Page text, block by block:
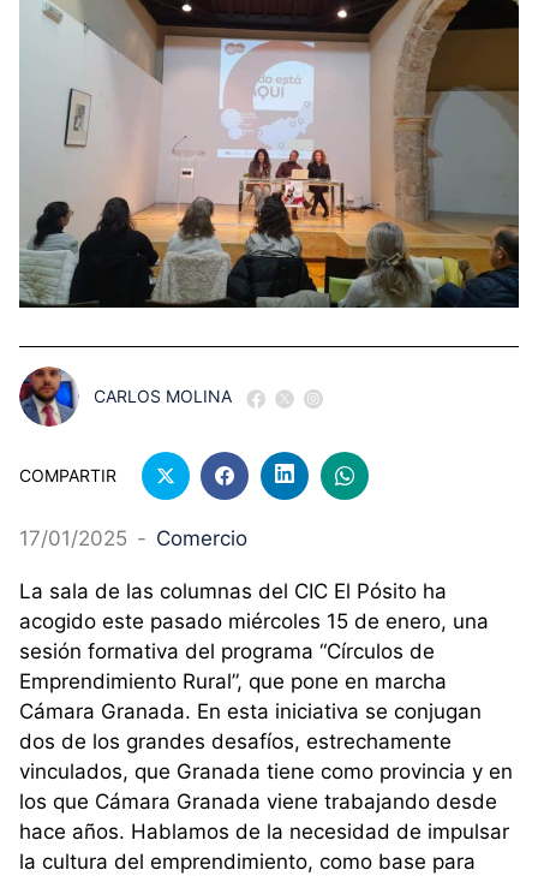
CARLOS MOLINA
COMPARTIR
17/01/2025 - Comercio
La sala de las columnas del CIC El Pósito ha
acogido este pasado miércoles 15 de enero, una
sesión formativa del programa “Círculos de
Emprendimiento Rural”, que pone en marcha
Cámara Granada. En esta iniciativa se conjugan
dos de los grandes desafíos, estrechamente
vinculados, que Granada tiene como provincia y en
los que Cámara Granada viene trabajando desde
hace años. Hablamos de la necesidad de impulsar
la cultura del emprendimiento, como base para